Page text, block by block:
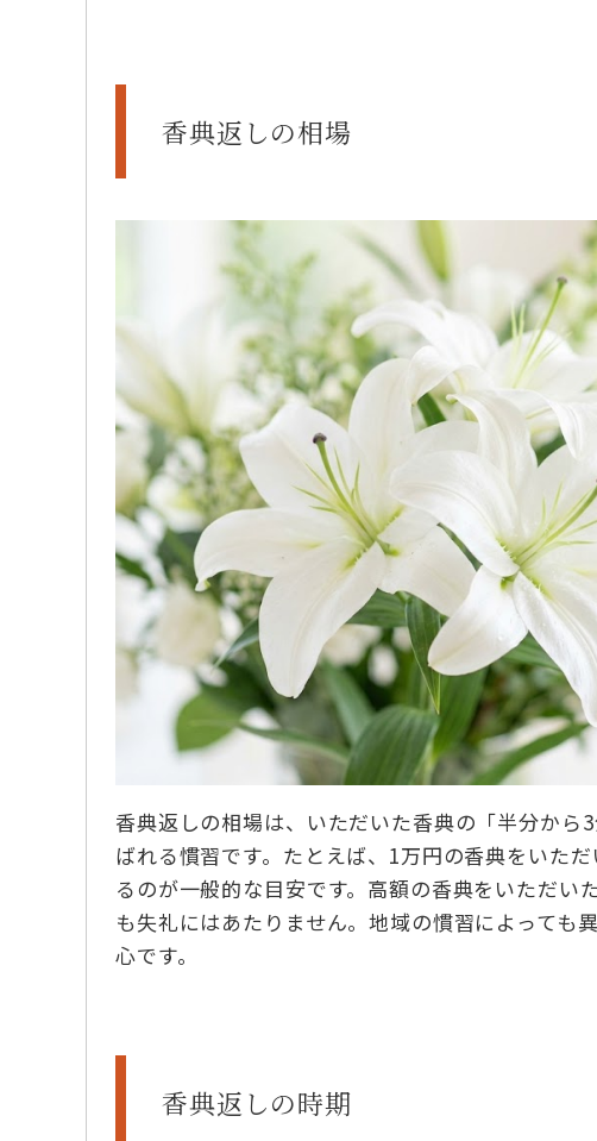
香典返しの相場
香典返しの相場は、いただいた香典の「半分か
ばれる慣習です。たとえば、1万円の香典をいた
るのが一般的な目安です。高額の香典をいただ
も失礼にはあたりません。地域の慣習によっても
心です。
香典返しの時期